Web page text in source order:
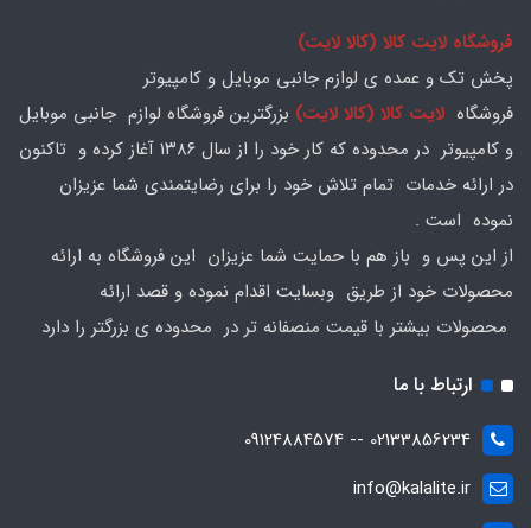
فروشگاه لایت کالا (کالا لایت)
پخش تک و عمده ی لوازم جانبی موبایل و کامپیوتر
فروشگاه لایت کالا (کالا لایت) بزرگترین فروشگاه لوازم جانبی موبایل
و کامپیوتر در محدوده که کار خود را از سال ۱۳۸۶ آغاز کرده و تاکنون
در ارائه خدمات تمام تلاش خود را برای رضایتمندی شما عزیزان
نموده است .
از این پس و باز هم با حمایت شما عزیزان این فروشگاه به ارائه
محصولات خود از طریق وبسایت اقدام نموده و قصد ارائه
محصولات بیشتر با قیمت منصفانه تر در محدوده ی بزرگتر را دارد
ارتباط با ما
02133856234 -- 09124884574
info@kalalite.ir